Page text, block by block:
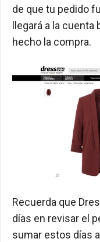
de que tu pedido
llegará a la
hecho la compra.
Recuerda que
días en revisar el
sumar estos días